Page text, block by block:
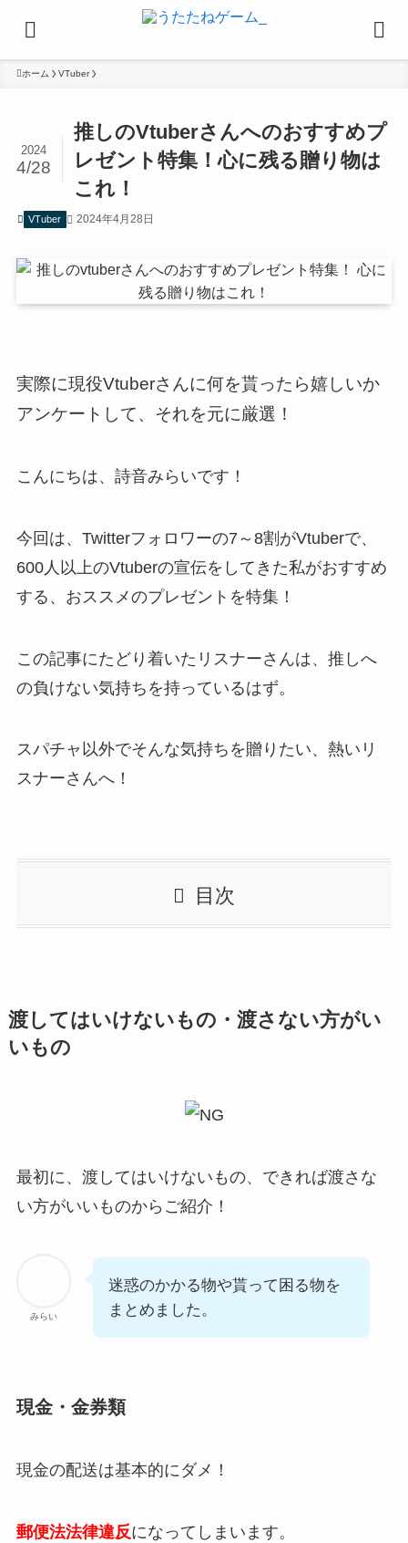
ホーム VTuber
推しのVtuberさんへのおすすめプ
レゼント特集！心に残る贈り物は
これ！
2024
4/28
VTuber 2024年4月28日
実際に現役Vtuberさんに何を貰ったら嬉しいか
アンケートして、それを元に厳選！
こんにちは、詩音みらいです！
今回は、Twitterフォロワーの7～8割がVtuberで、
600人以上のVtuberの宣伝をしてきた私がおすすめ
する、 おススメのプレゼントを特集！
この記事にたどり着いたリスナーさんは、推しへ
の負けない気持ちを持っているはず。
スパチャ以外でそんな気持ちを贈りたい、熱いリ
スナーさんへ！
目次
渡してはいけないもの・渡さない方がい
いもの
最初に、渡してはいけないもの、できれば渡さな
い方がいいものからご紹介！
みらい
迷惑のかかる物や貰って困る物を
まとめました。
現金・金券類
現金の配送は基本的にダメ！
郵便法法律違反になってしまいます。